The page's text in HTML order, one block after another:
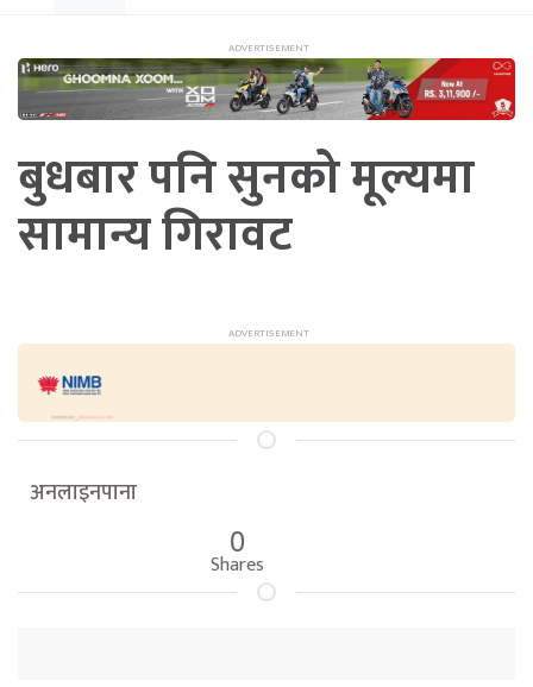
बुधबार पनि सुनको मूल्यमा
सामान्य गिरावट
अनलाइनपाना
0
Shares